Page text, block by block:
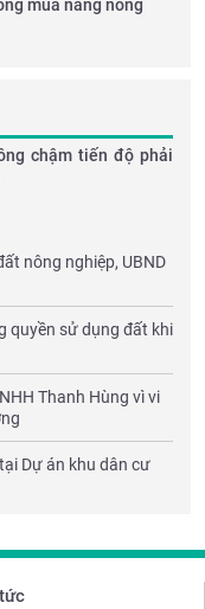
mùa nắng nóng
chậm tiến độ phải
nông nghiệp, UBND
quyền sử dụng đất khi
Thanh Hùng vì vi
Dự án khu dân cư